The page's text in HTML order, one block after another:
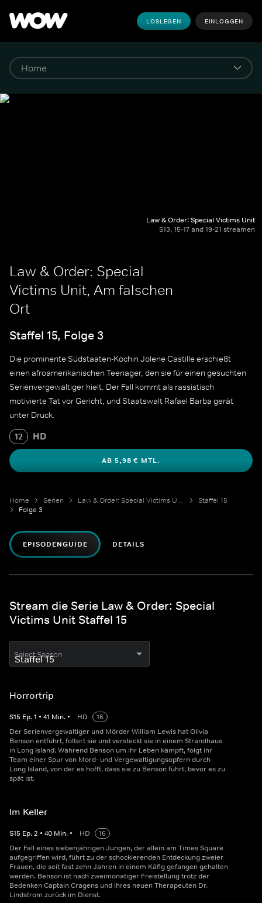
LOSLEGEN EINLOGGEN
Law & Order: Special Victims Unit
S13, 15-17 and 19-21 streamen
Law & Order: Special
Victims Unit, Am falschen
Ort
Staffel 15, Folge 3
Die prominente Südstaaten-Köchin Jolene Castille erschießt
einen afroamerikanischen Teenager, den sie für einen gesuchten
Serienvergewaltiger hielt. Der Fall kommt als rassistisch
motivierte Tat vor Gericht, und Staatswalt Rafael Barba gerät
unter Druck.
12 HD
AB 5,98 € MTL.
Home Serien Law & Order: Special Victims Unit
Staffel 15
Folge 3
EPISODENGUIDE DETAILS
Stream die Serie Law & Order: Special
Victims Unit Staffel 15
Select Season
Horrortrip
S15 Ep.1 • 41 Min. • HD
16
Der Serienvergewaltiger und Mörder William Lewis hat Olivia
Benson entführt, foltert sie und versteckt sie in einem Strandhaus
in Long Island. Während Benson um ihr Leben kämpft, folgt ihr
Team einer Spur von Mord- und Vergewaltigungsopfern durch
Long Island, von der es hofft, dass sie zu Benson führt, bevor es zu
spät ist.
Im Keller
S15 Ep.2 • 40 Min. • HD
16
Der Fall eines siebenjährigen Jungen, der allein am Times Square
aufgegriffen wird, führt zu der schockierenden Entdeckung zweier
Frauen, die seit fast zehn Jahren in einem Käfig gefangen gehalten
werden. Benson ist nach zweimonatiger Freistellung trotz der
Bedenken Captain Cragens und ihres neuen Therapeuten Dr.
Lindstrom zurück im Dienst.